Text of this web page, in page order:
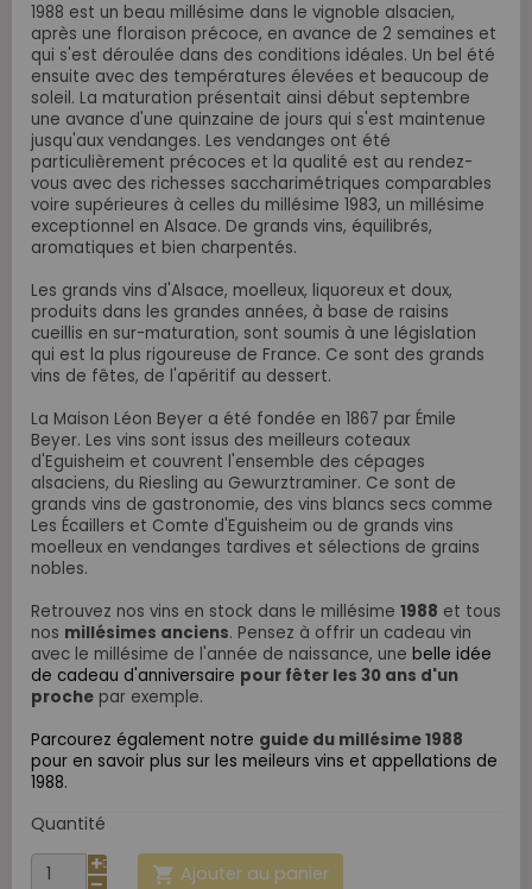
1988 est un beau millésime dans le vignoble alsacien,
après une floraison précoce, en avance de 2 semaines et
qui s'est déroulée dans des conditions idéales. Un bel été
ensuite avec des températures élevées et beaucoup de
soleil. La maturation présentait ainsi début septembre
une avance d'une quinzaine de jours qui s'est maintenue
jusqu'aux vendanges. Les vendanges ont été
particulièrement précoces et la qualité est au rendez-
vous avec des richesses saccharimétriques comparables
voire supérieures à celles du millésime 1983, un millésime
exceptionnel en Alsace. De grands vins, équilibrés,
aromatiques et bien charpentés.
Les grands vins d'Alsace, moelleux, liquoreux et doux,
produits dans les grandes années, à base de raisins
cueillis en sur-maturation, sont soumis à une législation
qui est la plus rigoureuse de France. Ce sont des grands
vins de fêtes, de l'apéritif au dessert.
La Maison Léon Beyer a été fondée en 1867 par Émile
Beyer. Les vins sont issus des meilleurs coteaux
d'Eguisheim et couvrent l'ensemble des cépages
alsaciens, du Riesling au Gewurztraminer. Ce sont de
grands vins de gastronomie, des vins blancs secs comme
Les Écaillers et Comte d'Eguisheim ou de grands vins
moelleux en vendanges tardives et sélections de grains
nobles.
Retrouvez nos vins en stock dans le millésime 1988 et tous
nos millésimes anciens. Pensez à offrir un cadeau vin
avec le millésime de l'année de naissance, une belle idée
de cadeau d'anniversaire pour fêter les 30 ans d'un
proche par exemple.
Parcourez également notre guide du millésime 1988
pour en savoir plus sur les meileurs vins et appellations de
1988.
Quantité
 Ajouter au panier